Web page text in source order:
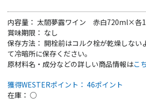
内容量： 太閤夢露ワイン 赤白720ml×各
賞味期限： なし
保存方法： 開栓前はコルク栓が乾燥しない
て冷暗所に保存ください。
獲得WESTERポイント： 46ポイント
在庫： ○
原材料名・成分などの詳しい商品情報はこ